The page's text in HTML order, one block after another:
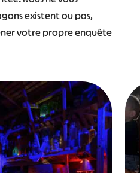
existent ou pas,
votre propre enquête